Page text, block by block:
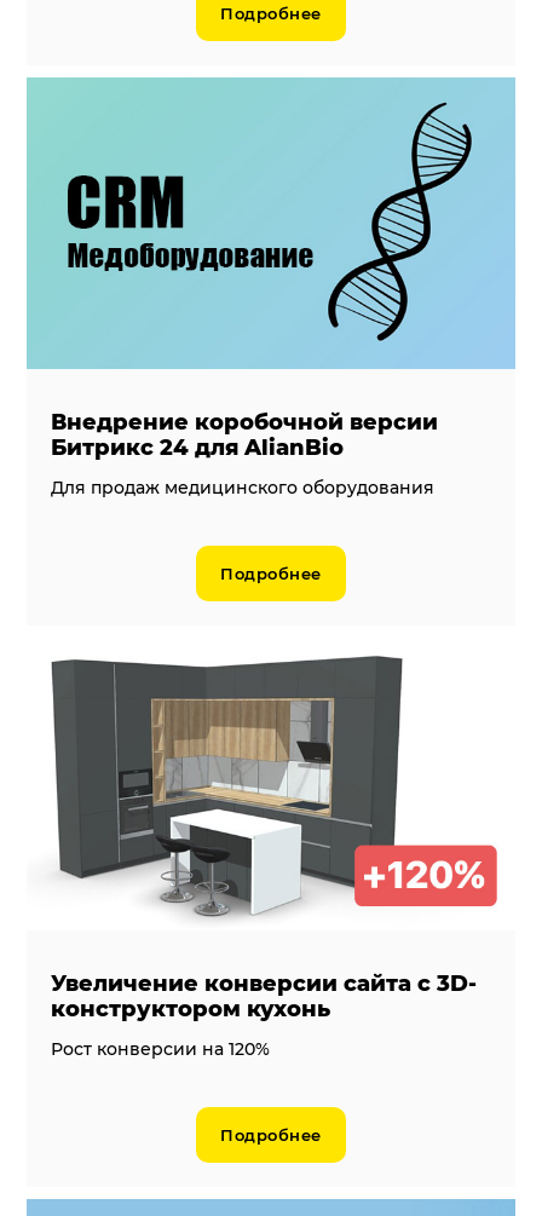
Подробнее
Внедрение коробочной версии
Битрикс 24 для AlianBio
Для продаж медицинского оборудования
Подробнее
Увеличение конверсии сайта с 3D-
конструктором кухонь
Рост конверсии на 120%
Подробнее